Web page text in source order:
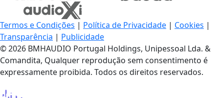
Termos e Condições | Política de Privacidade | Cookies |
Transparência | Publicidade
© 2026 BMHAUDIO Portugal Holdings, Unipessoal Lda. &
Comandita, Qualquer reprodução sem consentimento é
expressamente proibida. Todos os direitos reservados.